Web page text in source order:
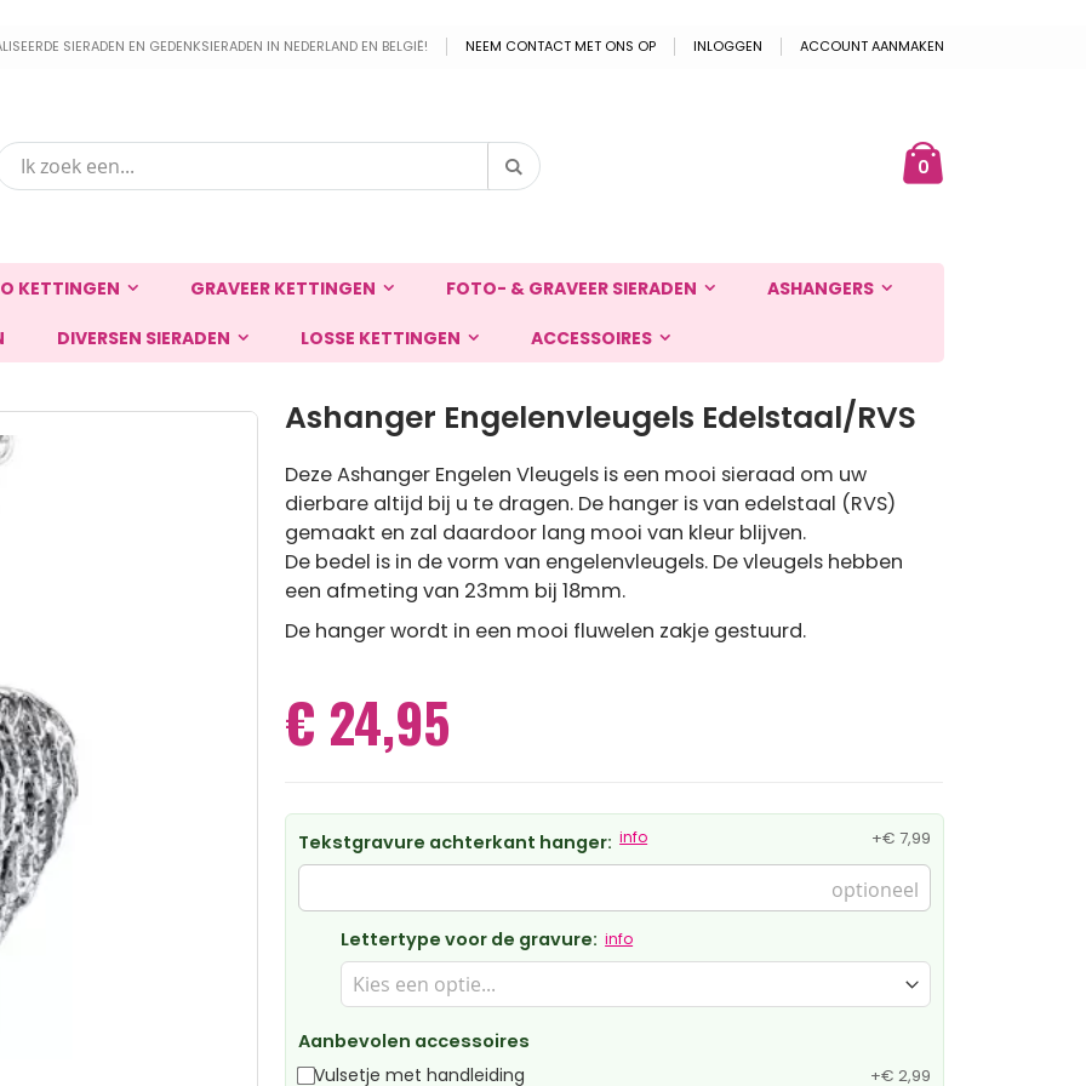
SIERADEN EN GEDENKSIERADEN IN NEDERLAND EN BELGIË! NEEM CONTACT MET ONS OP INLOGGEN ACCOUNT AANMAKEN
0producten
Zoek
KETTINGEN GRAVEER KETTINGEN FOTO- & GRAVEER SIERADEN ASHANGERS
DIVERSEN SIERADEN LOSSE KETTINGEN ACCESSOIRES
Ashanger Engelenvleugels Edelstaal/RVS
Deze Ashanger Engelen Vleugels is een mooi sieraad om uw
dierbare altijd bij u te dragen. De hanger is van edelstaal (RVS)
gemaakt en zal daardoor lang mooi van kleur blijven.
De bedel is in de vorm van engelenvleugels. De vleugels hebben
een afmeting van 23mm bij 18mm.
De hanger wordt in een mooi fluwelen zakje gestuurd.
€ 24,95
Tekstgravure achterkant hanger: info +€ 7,99
Lettertype voor de gravure: info
Aanbevolen accessoires
Vulsetje met handleiding
+€ 2,99